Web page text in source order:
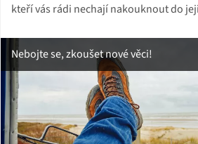
kteří vás rádi nechají nakouknout do
Nebojte se, zkoušet nové věci!